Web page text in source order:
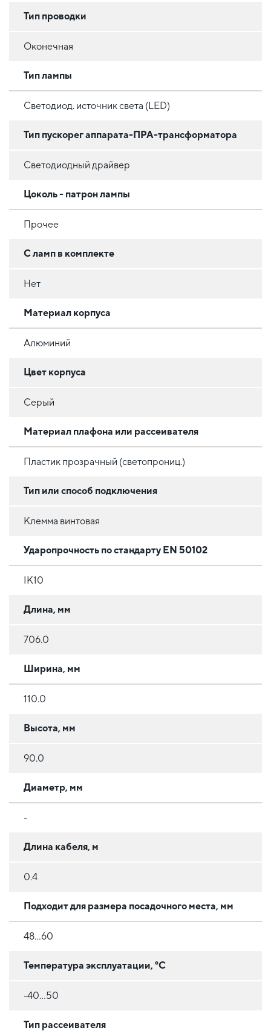
Тип проводки
Оконечная
Тип лампы
Светодиод. источник света (LED)
Тип пускорег аппарата-ПРА-трансформатора
Светодиодный драйвер
Цоколь - патрон лампы
Прочее
С ламп в комплекте
Нет
Материал корпуса
Алюминий
Цвет корпуса
Серый
Материал плафона или рассеивателя
Пластик прозрачный (светопрониц.)
Тип или способ подключения
Клемма винтовая
Ударопрочность по стандарту EN 50102
IK10
Длина, мм
706.0
Ширина, мм
110.0
Высота, мм
90.0
Диаметр, мм
-
Длина кабеля, м
0.4
Подходит для размера посадочного места, мм
48...60
Температура эксплуатации, °C
-40...50
Тип рассеивателя